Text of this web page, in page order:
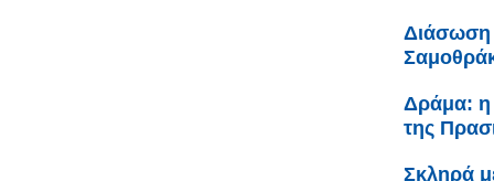
Διάσωση
Δράμα: η
της
Σκληρά